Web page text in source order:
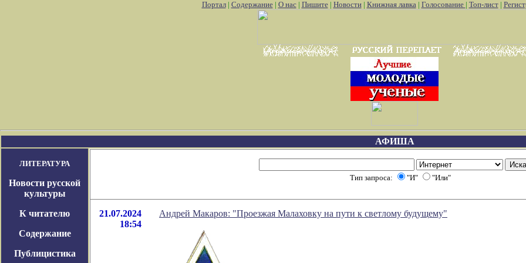
Портал| Содержание| О нас| Пишите| Новости| Книжная лавка| Голосование | Топ-лист|
АФИША
ЛИТЕРАТУРА
Новости русской
культуры
К читателю
Содержание
Публицистика
Тип запроса: "И" "Или"
21.07.2024
18:54
Андрей Макаров: "Проезжая Малаховку на пути к светлому будущему"